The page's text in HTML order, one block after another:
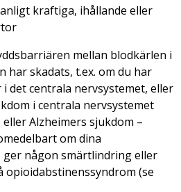
kraftiga, ihållande eller
mellan blodkärlen i
har skadats, t.ex. om du har
det centrala nervsystemet, eller
i centrala nervsystemet
Alzheimers sjukdom –
om dina
ger någon smärtlindring eller
opioidabstinenssyndrom (se